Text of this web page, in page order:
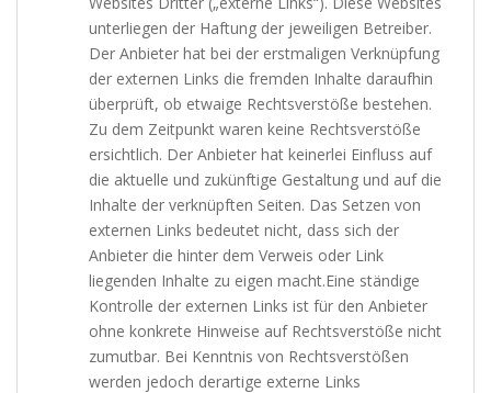
unterliegen der Haftung der jeweiligen Betreiber.
Der Anbieter hat bei der erstmaligen Verknüpfung
der externen Links die fremden Inhalte daraufhin
überprüft, ob etwaige Rechtsverstöße bestehen.
Zu dem Zeitpunkt waren keine Rechtsverstöße
ersichtlich. Der Anbieter hat keinerlei Einfluss auf
die aktuelle und zukünftige Gestaltung und auf die
Inhalte der verknüpften Seiten. Das Setzen von
externen Links bedeutet nicht, dass sich der
Anbieter die hinter dem Verweis oder Link
liegenden Inhalte zu eigen macht.Eine ständige
Kontrolle der externen Links ist für den Anbieter
ohne konkrete Hinweise auf Rechtsverstöße nicht
zumutbar. Bei Kenntnis von Rechtsverstößen
werden jedoch derartige externe Links